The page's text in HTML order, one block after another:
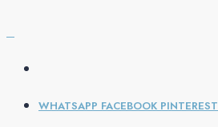
WHATSAPP FACEBOOK PINTEREST